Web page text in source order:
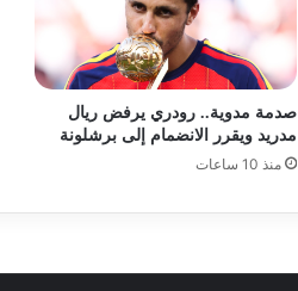
صدمة مدوية.. رودري يرفض ريال
مدريد ويقرر الانضمام إلى برشلونة
منذ 10 ساعات